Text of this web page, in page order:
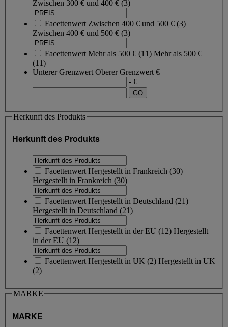
Zwischen 300 € und 400 € (3)
Facettenwert Zwischen 400 € und 500 € (3)
Zwischen 400 € und 500 € (3)
Facettenwert Mehr als 500 € (11) Mehr als 500 €
(11)
Unterer Grenzwert Oberer Grenzwert €
- €
Herkunft des Produkts
Herkunft des Produkts
Facettenwert Hergestellt in Frankreich (30)
Hergestellt in Frankreich (30)
Facettenwert Hergestellt in Deutschland (21)
Hergestellt in Deutschland (21)
Facettenwert Hergestellt in der EU (12) Hergestellt
in der EU (12)
Facettenwert Hergestellt in UK (2) Hergestellt in UK
(2)
MARKE
MARKE